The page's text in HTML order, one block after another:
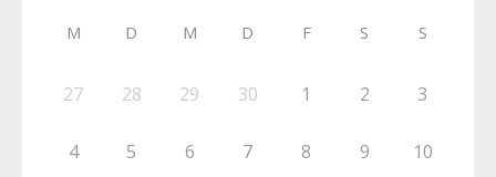
M D M D F S S
27 28 29 30 1 2 3
4 5 6 7 8 9 10